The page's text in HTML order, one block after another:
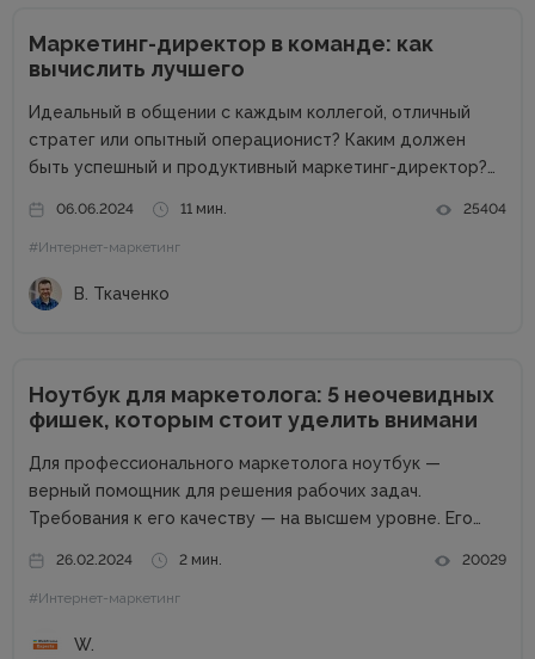
Маркетинг-директор в команде: как
вычислить лучшего
Идеальный в общении с каждым коллегой, отличный
стратег или опытный операционист? Каким должен
быть успешный и продуктивный маркетинг-директор?
Directors Day рассказал Виталий Ткаченко. Виталий –
соучредитель Tkachenko & Myroniuk Marketing Agency,
имеет огромный опыт...
06.06.2024 11 мин. 25404
#Интернет-маркетинг
В. Ткаченко
Ноутбук для маркетолога: 5 неочевидных
фишек, которым стоит уделить внимани
Для профессионального маркетолога ноутбук —
верный помощник для решения рабочих задач.
Требования к его качеству — на высшем уровне. Его
успехам. Добротный комплект «железа» — даже не
обсуждается. Без продвинутого процессора, топовой
26.02.2024 2 мин. 20029
#Интернет-маркетинг
W.